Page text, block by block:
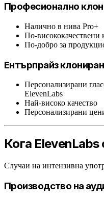
Професионално
Налично в нива Pro+
По-
По-добро за
Ентърпрайз
Персонализирани
ElevenLabs
Най-високо качество
Персонализирани
Кога ElevenLabs
Случаи на интензивна
Производство на